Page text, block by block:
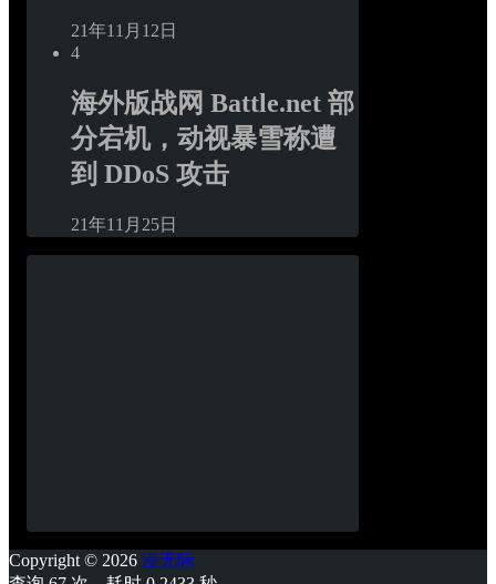
21年11月12日
4
海外版战网 Battle.net 部
分宕机，动视暴雪称遭
到 DDoS 攻击
21年11月25日
Copyright © 2026 漫无际